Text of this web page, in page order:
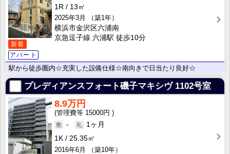
新着
アパート
1R
13㎡
2025年3月
（築1年）
横浜市金沢区六浦南
京急逗子線 六浦駅 徒歩10分
駅から徒歩圏内☆充実した設備仕様☆南向きで日当たり良好☆
プレディアンスフォート磯子マキシヴ1102号室
8.9万円
15000円
-
1ヶ月
1K
25.35㎡
2016年6月
（築10年）